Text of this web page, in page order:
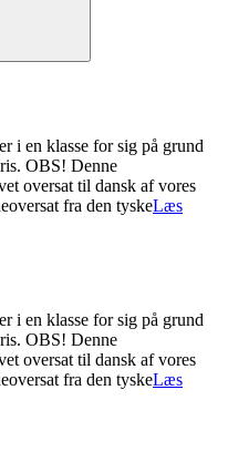
i en klasse for sig på grund
OBS! Denne
oversat til dansk af vores
fra den tyskeLæs
i en klasse for sig på grund
OBS! Denne
oversat til dansk af vores
fra den tyskeLæs